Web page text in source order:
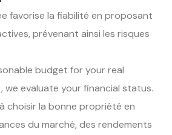
favorise la fiabilité en proposant
prévenant ainsi les risques
budget for yourreal
, we evaluate your financial status.
choisir la bonne propriété en
du marché, des rendements